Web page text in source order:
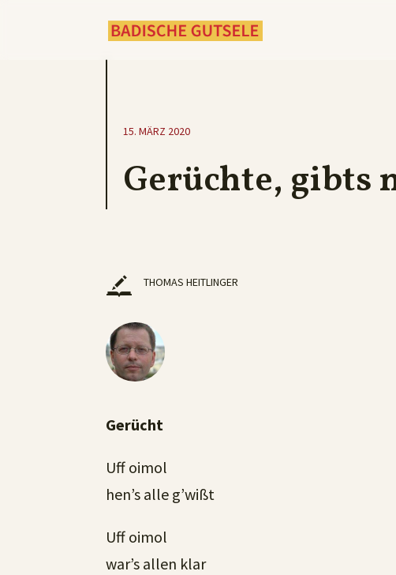
15. MÄRZ 2020
Gerüchte, gibts
THOMAS HEITLINGER
Gerücht
Uff oimol
hen’s alle g’wißt
Uff oimol
war’s allen klar